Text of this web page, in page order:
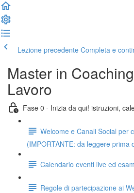
Lezione precedente Completa e
Master in
Lavoro
Fase 0 - Inizia da qui! istruzioni,
Welcome e Canali Social per
(IMPORTANTE: da leggere prima
Calendario eventi live ed
Regole di partecipazione ai